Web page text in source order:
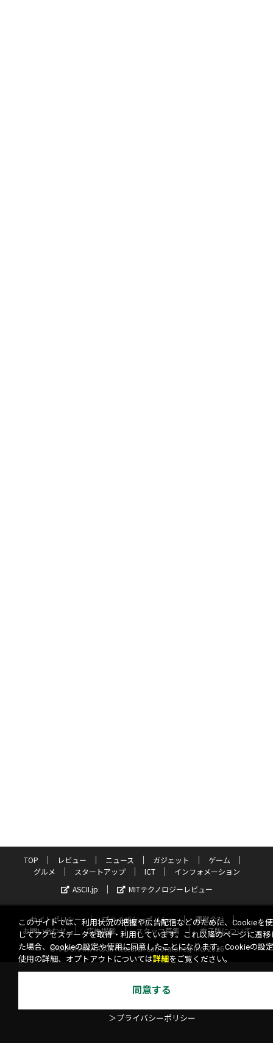
TOP レビュー ニュース ガジェット
ゲーム
グルメ
スタートアップ ICT
インフォメーション
ASCII.jp
MITテクノロジーレビュー
サイトポリシー プライバシーポリシー
運営会社
お問い合わせ
広告掲載 スタッフ募集
電子版について
©KADOKAWA ASCII Research Laboratories, Inc. 2026
このサイトでは、利用状況の把握や広告配信などのために、Cookieを
してアクセスデータを取得・利用しています。これ以降のページに遷移
た場合、Cookieの設定や使用に同意したことになります。Cookieの設
使用の詳細、オプトアウトについては詳細 をご覧ください。
同意する
＞プライバシーポリシー